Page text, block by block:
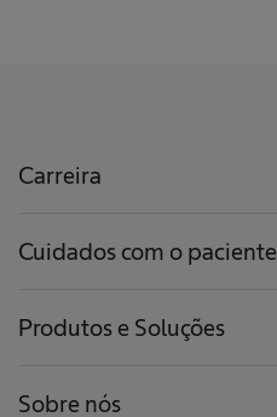
Carreira
Cuidados com o paciente
Produtos e Soluções
Sobre nós